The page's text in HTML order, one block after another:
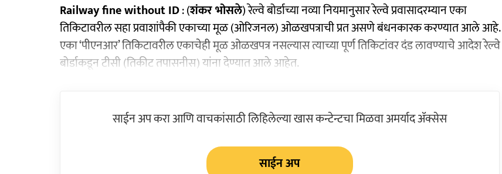
Railway fine without ID: (शंकर भोसले) रेल्वे बोर्डाच्या नव्या नियमानुसार रेल्वे प्रवासादरम्यान एका
तिकिटावरील सहा प्रवाशांपैकी एकाच्‍या मूळ (ओरिजनल) ओळखपत्राची प्रत असणे बंधनकारक करण्यात आले आहे.
एका ‘पीएनआर’ तिकिटावरील एकाचेही मूळ ओळखपत्र नसल्यास त्याच्या पूर्ण तिकिटांवर दंड लावण्याचे आदेश रेल्वे
बोर्डाकडून टीसी (तिकीट तपासनीस) यांना देण्यात आले आहेत.
साईन अप करा आणि वाचकांसाठी लिहिलेल्या खास कन्टेन्टचा मिळवा अमर्याद ॲक्सेस
साईन अप